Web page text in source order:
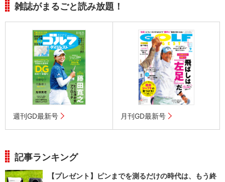
雑誌がまるごと読み放題！
週刊GD最新号 月刊GD最新号
記事ランキング
【プレゼント】ピンまでを測るだけの時代は、もう終